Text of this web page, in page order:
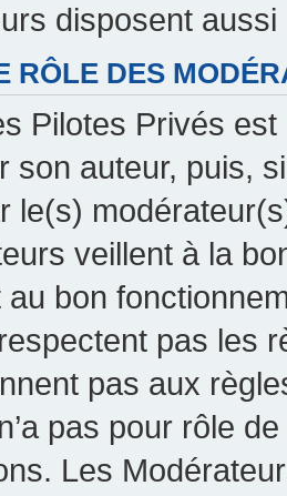
disposent
RÔLE DES
Pilotes Privés
son auteur, puis,
le(s)
veillent à la
bon
pas les
pas aux
pas pour rôle
Les